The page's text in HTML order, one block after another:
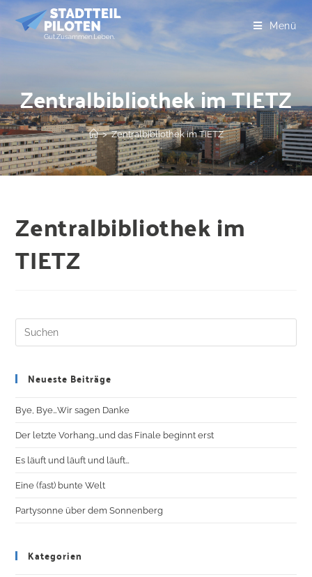
Menü
Zentralbibliothek im TIETZ
> Zentralbibliothek im TIETZ
Zentralbibliothek im
TIETZ
Neueste Beiträge
Bye, Bye…Wir sagen Danke
Der letzte Vorhang…und das Finale beginnt erst
Es läuft und läuft und läuft…
Eine (fast) bunte Welt
Partysonne über dem Sonnenberg
Kategorien